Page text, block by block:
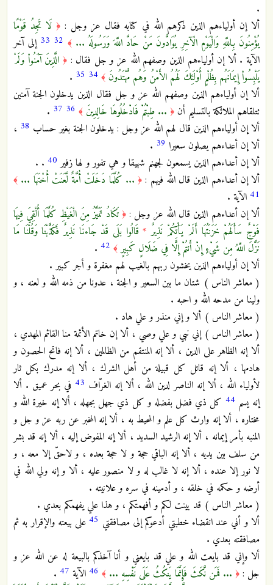
.
ألا إن أولياءهم الذين ذكرهم الله في كتابه فقال عز وجل :﴿ لَا تَجِدُ قَوْمًا
يُؤْمِنُونَ بِاللَّهِ وَالْيَوْمِ الْآخِرِ يُوَادُّونَ مَنْ حَادَّ اللَّهَ وَرَسُولَهُ ... ﴾ 32
33 إلى آخر
الآية . ألا إن أولياءهم الذين وصفهم الله عز و جل فقال :﴿ الَّذِينَ آمَنُواْ وَلَمْ
يَلْبِسُواْ إِيمَانَهُم بِظُلْمٍ أُوْلَئِكَ لَهُمُ الأَمْنُ وَهُم مُّهْتَدُونَ ﴾ 34
35
.
ألا إن أولياءهم الذين وصفهم الله عز و جل فقال الذين يدخلون الجنة آمنين
تتلقاهم الملائكة بالتسليم أن ﴿ ... طِبْتُمْ فَادْخُلُوهَا خَالِدِينَ ﴾ 36
37
.
ألا إن أولياءهم الذين قال لهم الله عز وجل : يدخلون الجنة بغير حساب 38 ،
ألا إن أعداءهم يصلون سعيرا 39
.
ألا إن أعداءهم الذين يسمعون لجهنم شهيقا و هي تفور و لها زفير 40
. .
ألا إن أعداءهم الذين قال الله فيهم : ﴿ ... كُلَّمَا دَخَلَتْ أُمَّةٌ لَّعَنَتْ أُخْتَهَا ... ﴾
41 الآية .
ألا إن أعداءهم الذين قال الله عز وجل :﴿ تَكَادُ تَمَيَّزُ مِنَ الْغَيْظِ كُلَّمَا أُلْقِيَ فِيهَا
فَوْجٌ سَأَلَهُمْ خَزَنَتُهَا أَلَمْ يَأْتِكُمْ نَذِيرٌ* قَالُوا بَلَى قَدْ جَاءنَا نَذِيرٌ فَكَذَّبْنَا وَقُلْنَا مَا
نَزَّلَ اللَّهُ مِن شَيْءٍ إِنْ أَنتُمْ إِلَّا فِي ضَلَالٍ كَبِيرٍ ﴾ 42
.
ألا إن أولياءهم الذين يخشون ربهم بالغيب لهم مغفرة و أجر كبير .
( معاشر الناس ) شتان ما بين السعير و الجنة ، عدونا من ذمه الله و لعنه ، و
ولينا من مدحه الله و احبه .
( معاشر الناس ) ألا و إني منذر و علي هاد .
( معاشر الناس ) إني نبي و علي وصي ، ألا إن خاتم الأئمة منا القائم المهدي ،
ألا إنه الظاهر على الدين ، ألا إنه المنتقم من الظالمين ، ألا إنه فاتح الحصون و
هادمها ، ألا إنه قاتل كل قبيلة من أهل الشرك ، ألا إنه مدرك بكل ثار
لأولياء الله ، ألا إنه الناصر لدين الله ، ألا إنه الغرّاف 43في بحر عميق . ألا
إنه يسم 44 كل ذي فضل بفضله و كل ذي جهل بجهله ، ألا إنه خيرة الله و
مختاره ، ألا إنه وارث كل علم و المحيط به ، ألا إنه المخبر عن ربه عز و جل و
المنبه بأمر إيمانه ، ألا إنه الرشيد السديد ، ألا إنه المفوض إليه ، ألا إنه قد بشر
من سلف بين يديه ، ألا إنه الباقي حجة و لا حجة بعده ، و لاحقّ إلا معه ، و
لا نور إلا عنده ، ألا إنه لا غالب له و لا منصور عليه ، ألا و إنه ولي الله في
أرضه و حكمه في خلقه ، و أدمينه في سره و علانيته .
( معاشر الناس ) قد بينت لكم و أفهمتكم ، و هذا علي يفهمكم بعدي .
ألا و أني عند انقضاء خطبتي أدعوكم إلى مصافقتي 45على بيعته والإقرار به ثم
مصافقته بعدي .
ألا وإني قد بايعت الله و علي قد بايعني و أنا آخذكم بالبيعة له عن الله عز و
جل : ﴿ ... فَمَن نَّكَثَ فَإِنَّمَا يَنكُثُ عَلَى نَفْسِهِ ... ﴾ 46 الآية 47
.